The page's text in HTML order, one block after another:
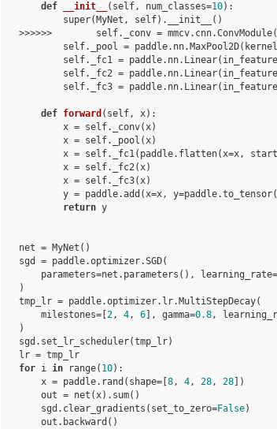
def __init__ ( self, num_classes=10):
super( MyNet , self) . __init__
()
>>>>>>
self. _conv = mmcv. cnn.ConvModule(
self. _pool = paddle. nn. MaxPool2D(
self. _fc1 = paddle. nn. Linear(
self. _fc2 = paddle. nn. Linear(
self. _fc3 = paddle. nn. Linear(
def forward ( self, x):
x = self. _conv(x)
x = self. _pool (x)
x = self. _fc1( paddle. flatten(x=x,
x = self. _fc2(x)
x = self. _fc3(x)
y = paddle.add (x=x, y=paddle.to_tensor(
return y
net = MyNet ()
sgd
= paddle.optimizer.SGD(
parameters=net . parameters (), learning_rate=
)
tmp_lr = paddle.optimizer. lr. MultiStepDecay(
milestones= 2, 4, 6 ], gamma=0.8,
)
sgd . set_lr_scheduler(tmp_lr)
lr = tmp_lr
for i in range( 10):
x = paddle. rand ( shape= 8, 4, 28, 28 ])
out = net (x) . sum()
sgd . clear_gradients ( set_to_zero=False)
out . backward ()